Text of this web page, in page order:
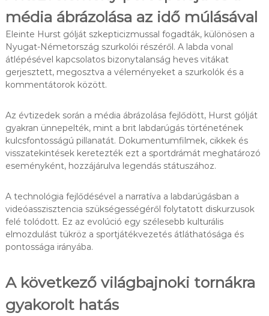
média ábrázolása az idő múlásával
Eleinte Hurst gólját szkepticizmussal fogadták, különösen a
Nyugat-Németország szurkolói részéről. A labda vonal
átlépésével kapcsolatos bizonytalanság heves vitákat
gerjesztett, megosztva a véleményeket a szurkolók és a
kommentátorok között.
Az évtizedek során a média ábrázolása fejlődött, Hurst gólját
gyakran ünnepelték, mint a brit labdarúgás történetének
kulcsfontosságú pillanatát. Dokumentumfilmek, cikkek és
visszatekintések keretezték ezt a sportdrámát meghatározó
eseményként, hozzájárulva legendás státuszához.
A technológia fejlődésével a narratíva a labdarúgásban a
videóasszisztencia szükségességéről folytatott diskurzusok
felé tolódott. Ez az evolúció egy szélesebb kulturális
elmozdulást tükröz a sportjátékvezetés átláthatósága és
pontossága irányába.
A következő világbajnoki tornákra
gyakorolt hatás